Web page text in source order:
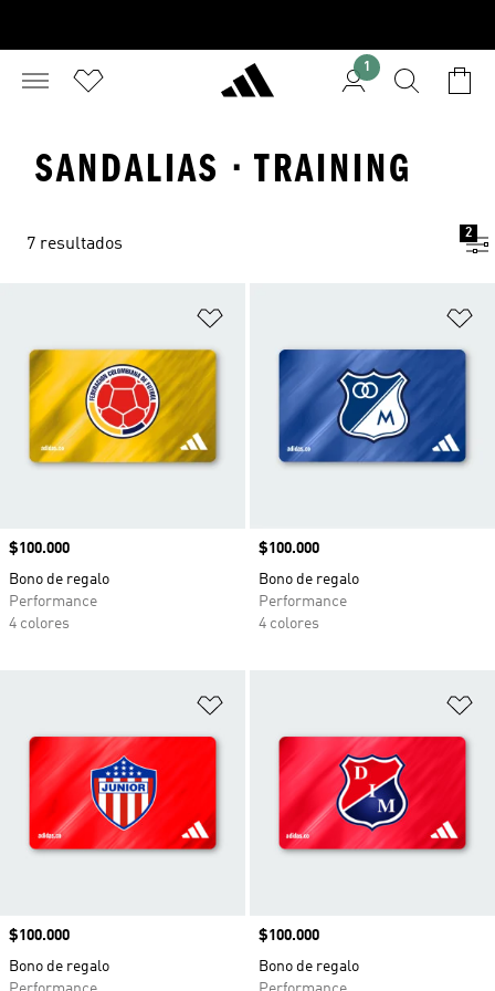
1
SANDALIAS · TRAINING
7 resultados
2
Precio
$100.000
Bono de regalo
Performance
4 colores
Precio
$100.000
Bono de regalo
Performance
4 colores
Precio
$100.000
Bono de regalo
Precio
$100.000
Bono de regalo